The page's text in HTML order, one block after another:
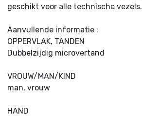
geschikt voor alle technische vezels.
Aanvullende informatie :
OPPERVLAK, TANDEN
Dubbelzijdig microvertand
VROUW/MAN/KIND
man, vrouw
HAND